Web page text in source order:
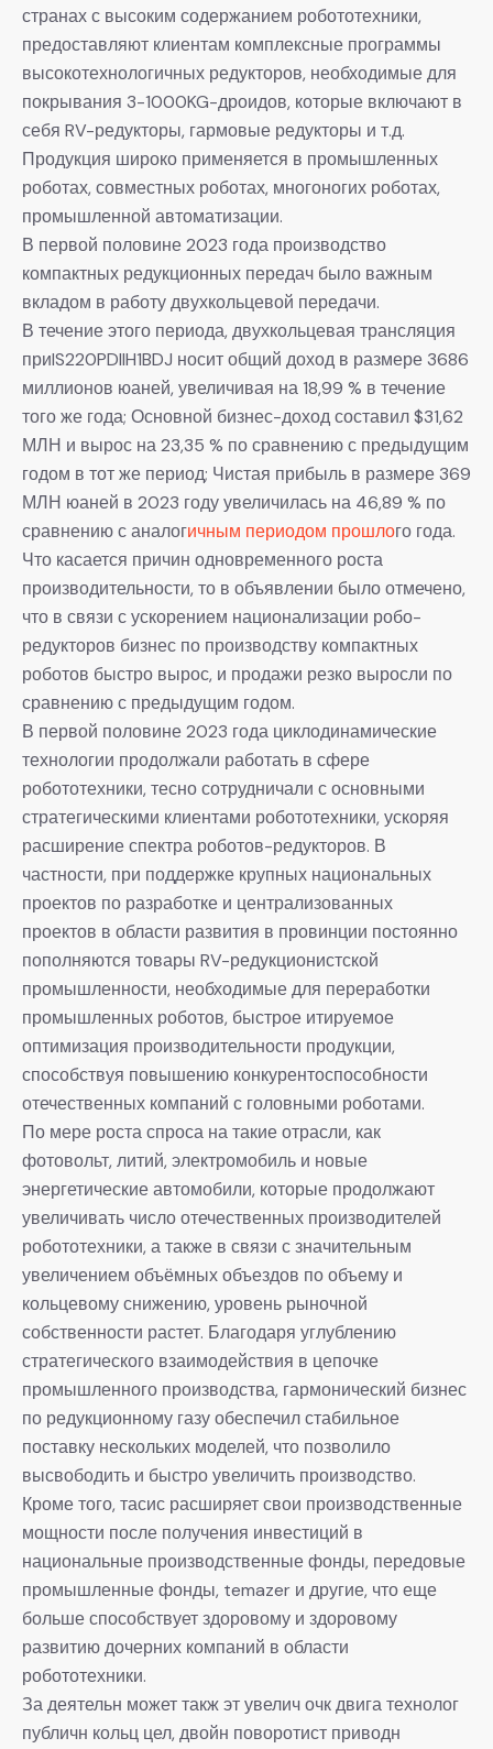
странах с высоким содержанием робототехники,
предоставляют клиентам комплексные программы
высокотехнологичных редукторов, необходимые для
покрывания 3-1000KG-дроидов, которые включают в
себя RV-редукторы, гармовые редукторы и т.д.
Продукция широко применяется в промышленных
роботах, совместных роботах, многоногих роботах,
промышленной автоматизации.
В первой половине 2023 года производство
компактных редукционных передач было важным
вкладом в работу двухкольцевой передачи.
В течение этого периода, двухкольцевая трансляция
приIS220PDIIH1BDJ носит общий доход в размере 3686
миллионов юаней, увеличивая на 18,99 % в течение
того же года; Основной бизнес-доход составил $31,62
МЛН и вырос на 23,35 % по сравнению с предыдущим
годом в тот же период; Чистая прибыль в размере 369
МЛН юаней в 2023 году увеличилась на 46,89 % по
сравнению с аналогичным периодом прошлого года.
Что касается причин одновременного роста
производительности, то в объявлении было отмечено,
что в связи с ускорением национализации робо-
редукторов бизнес по производству компактных
роботов быстро вырос, и продажи резко выросли по
сравнению с предыдущим годом.
В первой половине 2023 года циклодинамические
технологии продолжали работать в сфере
робототехники, тесно сотрудничали с основными
стратегическими клиентами робототехники, ускоряя
расширение спектра роботов-редукторов. В
частности, при поддержке крупных национальных
проектов по разработке и централизованных
проектов в области развития в провинции постоянно
пополняются товары RV-редукционистской
промышленности, необходимые для переработки
промышленных роботов, быстрое итируемое
оптимизация производительности продукции,
способствуя повышению конкурентоспособности
отечественных компаний с головными роботами.
По мере роста спроса на такие отрасли, как
фотовольт, литий, электромобиль и новые
энергетические автомобили, которые продолжают
увеличивать число отечественных производителей
робототехники, а также в связи с значительным
увеличением объёмных объездов по объему и
кольцевому снижению, уровень рыночной
собственности растет. Благодаря углублению
стратегического взаимодействия в цепочке
промышленного производства, гармонический бизнес
по редукционному газу обеспечил стабильное
поставку нескольких моделей, что позволило
высвободить и быстро увеличить производство.
Кроме того, тасис расширяет свои производственные
мощности после получения инвестиций в
национальные производственные фонды, передовые
промышленные фонды, temazer и другие, что еще
больше способствует здоровому и здоровому
развитию дочерних компаний в области
робототехники.
За деятельн может такж эт увелич очк двига технолог
публичн кольц цел, двойн поворотист приводн